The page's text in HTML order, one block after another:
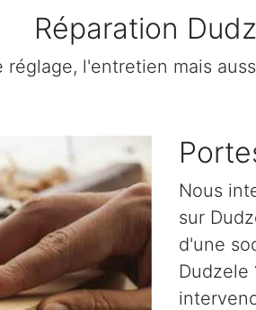
Réparation
l'entretien mais
Nous
sur
d'une
Dudzele